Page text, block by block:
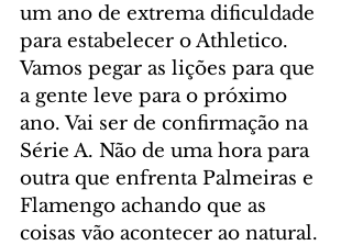
um ano de extrema dificuldade
para estabelecer o Athletico.
Vamos pegar as lições para que
a gente leve para o próximo
ano. Vai ser de confirmação na
Série A. Não de uma hora para
outra que enfrenta Palmeiras e
Flamengo achando que as
coisas vão acontecer ao natural.